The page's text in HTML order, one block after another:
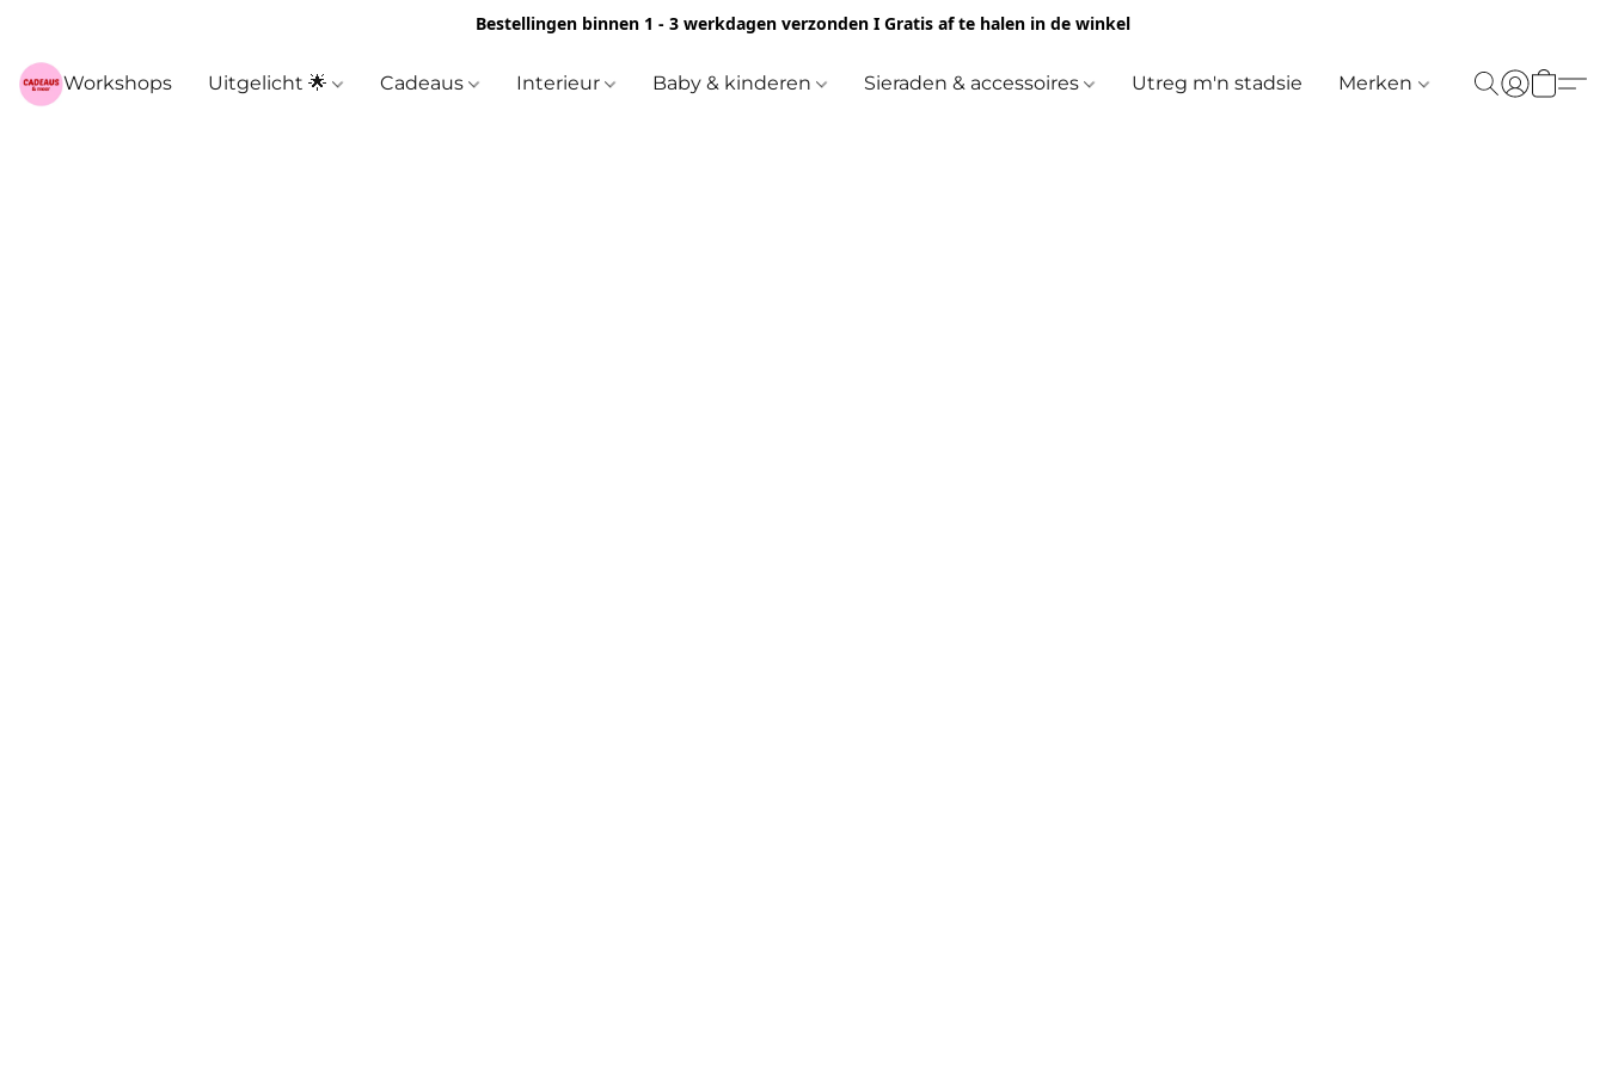
Bestellingen binnen 1 - 3 werkdagen verzonden I Gratis af te halen in de winkel
Workshops Uitgelicht 🌟 Cadeaus Interieur Baby & kinderen Sieraden & accessoires Utreg m'n stadsie Merken